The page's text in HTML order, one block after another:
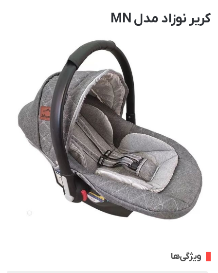
کریر نوزاد مدل MN
ویژگی‌ها